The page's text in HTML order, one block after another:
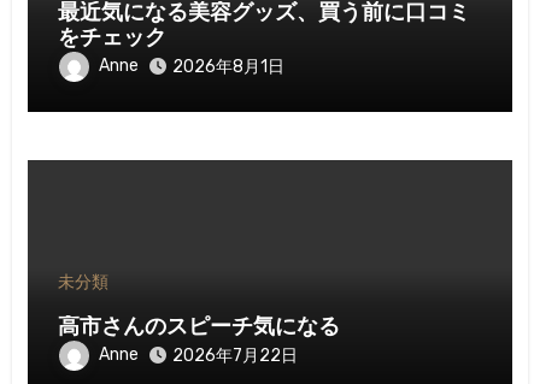
最近気になる美容グッズ、買う前に口コミ
をチェック
Anne 2026年8月1日
未分類
高市さんのスピーチ気になる
Anne 2026年7月22日